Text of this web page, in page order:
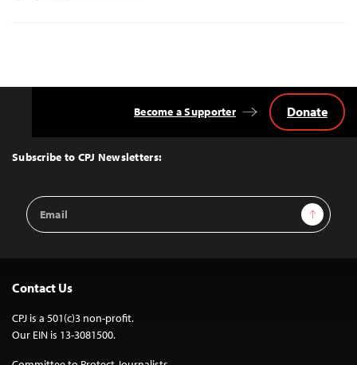
Top
Subscribe to CPJ Newsletters:
Email
Address
Sign Up
Become a Supporter Donate
Contact Us
CPJ is a 501(c)3 non-profit.
Our EIN is 13-3081500.